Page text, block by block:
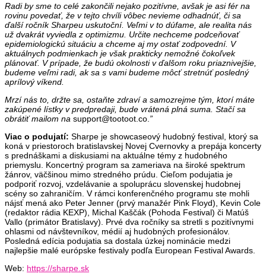
Radi by sme to celé zakončili nejako pozitívne, avšak je asi fér na
rovinu povedať, že v tejto chvíli vôbec nevieme odhadnúť, či sa
ďalší ročník Sharpeu uskutoční. Veľmi v to dúfame, ale realita nás
už dvakrát vyviedla z optimizmu. Určite nechceme podceňovať
epidemiologickú situáciu a chceme aj my ostať zodpovední. V
aktuálnych podmienkach je však prakticky nemožné čokoľvek
plánovať. V prípade, že budú okolnosti v ďalšom roku priaznivejšie,
budeme veľmi radi, ak sa s vami budeme môcť stretnúť posledný
aprílový víkend.
Mrzí nás to, držte sa, ostaňte zdraví a samozrejme tým, ktorí máte
zakúpené lístky v predpredaji, bude vrátená plná suma. Stačí sa
obrátiť mailom na support@tootoot.co. ”
Viac o podujatí: Sharpe je showcaseový hudobný festival, ktorý sa
koná v priestoroch bratislavskej Novej Cvernovky a prepája koncerty
s prednáškami a diskusiami na aktuálne témy z hudobného
priemyslu. Koncertný program sa zameriava na široké spektrum
žánrov, väčšinou mimo stredného prúdu. Cieľom podujatia je
podporiť rozvoj, vzdelávanie a spoluprácu slovenskej hudobnej
scény so zahraničím. V rámci konferenčného programu ste mohli
nájsť mená ako Peter Jenner (prvý manažér Pink Floyd), Kevin Cole
(redaktor rádia KEXP), Michal Kaščák (Pohoda Festival) či Matúš
Vallo (primátor Bratislavy). Prvé dva ročníky sa stretli s pozitívnymi
ohlasmi od návštevníkov, médií aj hudobných profesionálov.
Posledná edícia podujatia sa dostala úzkej nominácie medzi
najlepšie malé európske festivaly podľa European Festival Awards.
Web: https://sharpe.sk